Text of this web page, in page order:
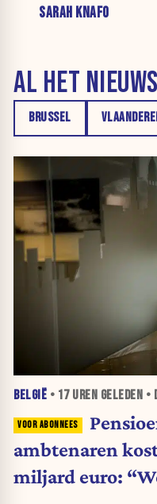
SARAH KNAFO
AL HET
BRUSSEL
BELGIË • 17 UREN GELEDEN •
ambtenaren
miljard euro: